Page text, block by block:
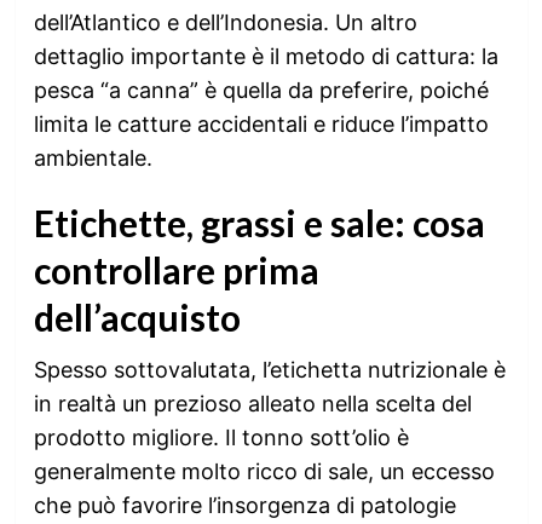
dell’Atlantico e dell’Indonesia. Un altro
dettaglio importante è il metodo di cattura: la
pesca “a canna” è quella da preferire, poiché
limita le catture accidentali e riduce l’impatto
ambientale.
Etichette, grassi e sale: cosa
controllare prima
dell’acquisto
Spesso sottovalutata, l’etichetta nutrizionale è
in realtà un prezioso alleato nella scelta del
prodotto migliore. Il tonno sott’olio è
generalmente molto ricco di sale, un eccesso
che può favorire l’insorgenza di patologie